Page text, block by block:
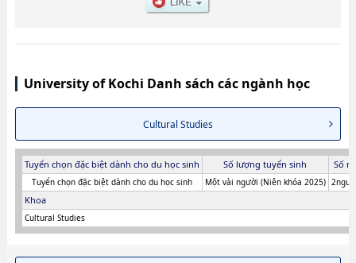
University of Kochi Danh sách các ngành học
Cultural Studies
Tuyển chọn đặc biệt dành cho du học sinh Số lượng tuyển sinh Số
Tuyển chọn đặc biệt dành cho du học sinh Một vài người (Niên khóa 2025)
Khoa
Cultural Studies